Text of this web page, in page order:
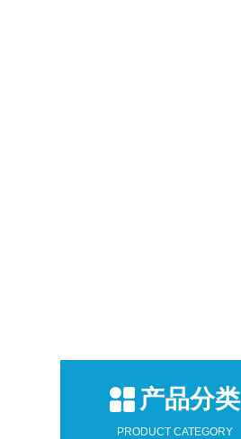
产品分类
PRODUCT CATEGORY